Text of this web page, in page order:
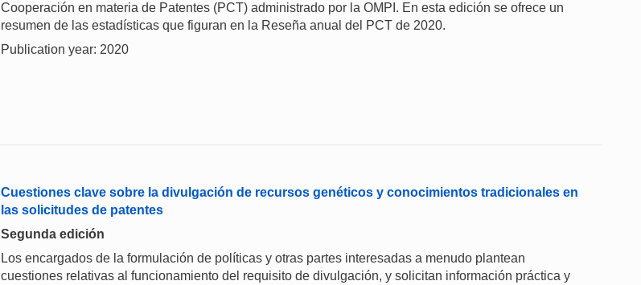
Cooperación en materia de Patentes (PCT) administrado por la OMPI. En esta edición se ofrece un
resumen de las estadísticas que figuran en la Reseña anual del PCT de 2020.
Publication year: 2020
Cuestiones clave sobre la divulgación de recursos genéticos y conocimientos tradicionales en
las solicitudes de patentes
Segunda edición
Los encargados de la formulación de políticas y otras partes interesadas a menudo plantean
cuestiones relativas al funcionamiento del requisito de divulgación, y solicitan información práctica y